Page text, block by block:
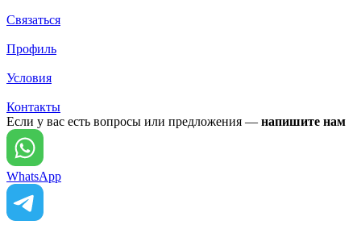
Связаться
Профиль
Условия
Контакты
Если у вас есть вопросы или предложения — напишите нам
WhatsApp